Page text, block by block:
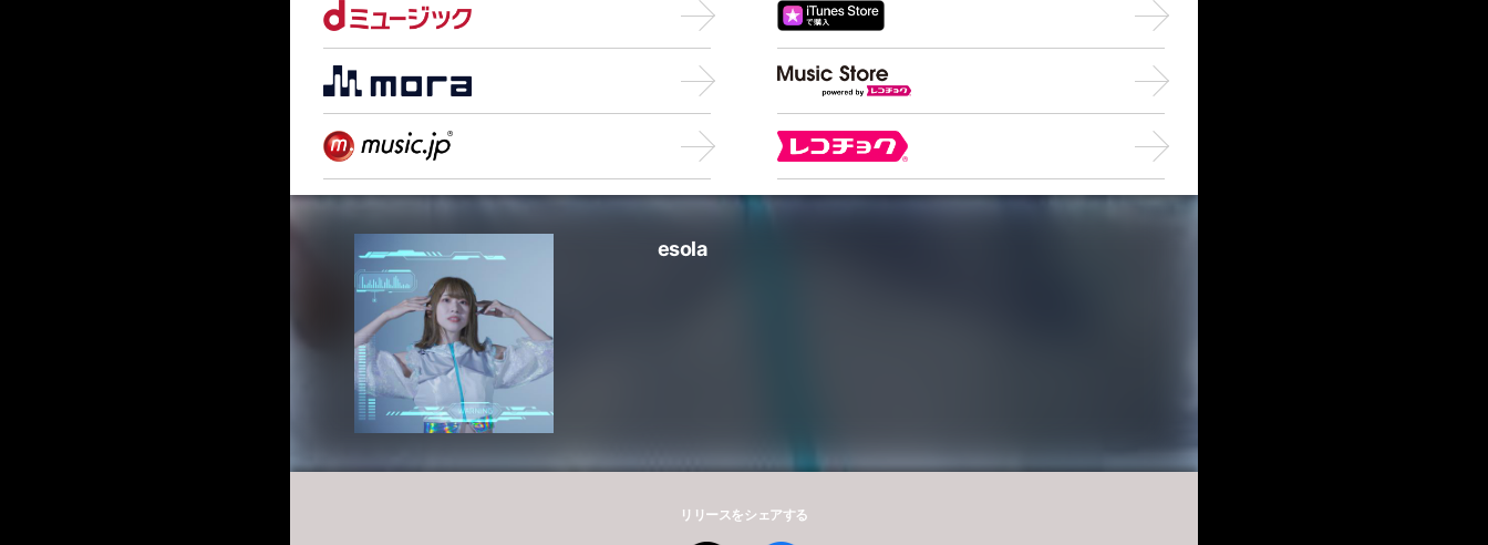
esola
リリースをシェアする